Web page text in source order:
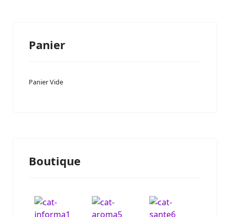
Panier
Panier Vide
Boutique